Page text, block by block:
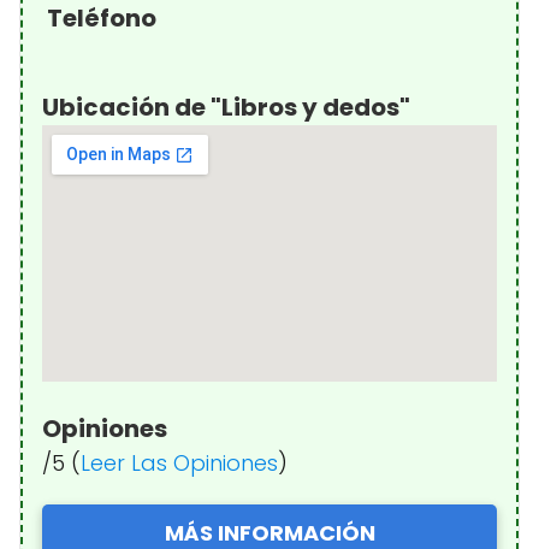
Teléfono
Ubicación de "Libros y dedos"
Opiniones
/5 (Leer Las Opiniones)
MÁS INFORMACIÓN